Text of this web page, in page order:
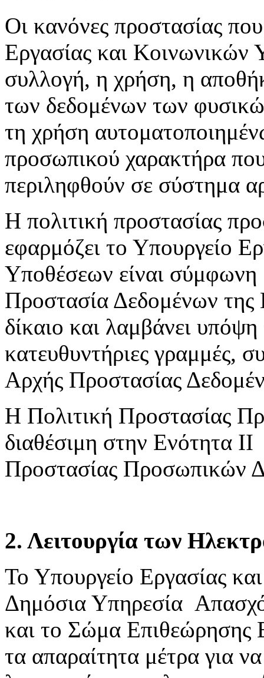
Οι κανόνες προστασίας
Εργασίας και Κοινωνικών
συλλογή, η χρήση, η
των δεδομένων των
τη χρήση
προσωπικού χαρακτήρα
περιληφθούν σε σύστημα
Η πολιτική προστασίας
εφαρμόζει το Υπουργείο
Υποθέσεων είναι σύμφωνη
Προστασία Δεδομένων
δίκαιο και λαμβάνει υπόψη
κατευθυντήριες γραμμές,
Αρχής Προστασίας
Η Πολιτική Προστασίας
διαθέσιμη στην Ενότητα
Προστασίας Προσωπικών
2. Λειτουργία των
Το Υπουργείο Εργασίας
Δημόσια Υπηρεσία
και το Σώμα
τα απαραίτητα μέτρα για